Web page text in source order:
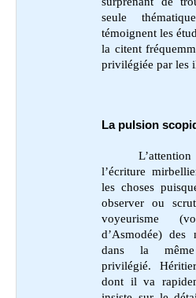
seule
témoignent les
la citent
privilégiée par les
La pulsion
l’écriture
les choses
observer ou
voyeurisme
d’Asmodée) des
dans la même
privilégié.
dont il va